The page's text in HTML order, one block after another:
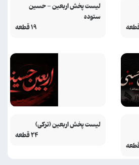
۱۹ قطعه
لیست پخش اربعین - حسین
ستوده
۲۴ قطعه
لیست پخش اربعین (ترکی)